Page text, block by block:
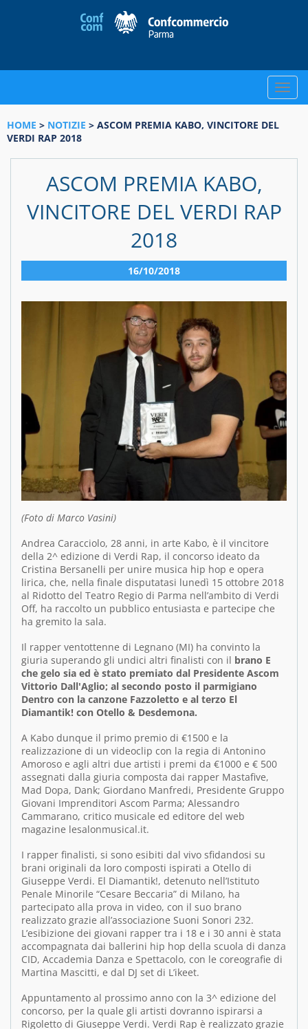
Toggle
HOME > NOTIZIE > ASCOM PREMIA KABO, VINCITORE DEL
VERDI RAP 2018
ASCOM PREMIA KABO,
VINCITORE DEL VERDI RAP
2018
16/10/2018
(Foto di Marco Vasini)
Andrea Caracciolo, 28 anni, in arte Kabo, è il vincitore
della 2^ edizione di Verdi Rap, il concorso ideato da
Cristina Bersanelli per unire musica hip hop e opera
lirica, che, nella finale disputatasi lunedì 15 ottobre 2018
al Ridotto del Teatro Regio di Parma nell’ambito di Verdi
Off, ha raccolto un pubblico entusiasta e partecipe che
ha gremito la sala.
Il rapper ventottenne di Legnano (MI) ha convinto la
giuria superando gli undici altri finalisti con il brano E
che gelo sia ed è stato premiato dal Presidente Ascom
Vittorio Dall'Aglio; al secondo posto il parmigiano
Dentro con la canzone Fazzoletto e al terzo El
Diamantik! con Otello & Desdemona.
A Kabo dunque il primo premio di €1500 e la
realizzazione di un videoclip con la regia di Antonino
Amoroso e agli altri due artisti i premi da €1000 e € 500
assegnati dalla giuria composta dai rapper Mastafive,
Mad Dopa, Dank; Giordano Manfredi, Presidente Gruppo
Giovani Imprenditori Ascom Parma; Alessandro
Cammarano, critico musicale ed editore del web
magazine lesalonmusical.it.
I rapper finalisti, si sono esibiti dal vivo sfidandosi su
brani originali da loro composti ispirati a Otello di
Giuseppe Verdi. El Diamantik!, detenuto nell’Istituto
Penale Minorile “Cesare Beccaria” di Milano, ha
partecipato alla prova in video, con il suo brano
realizzato grazie all’associazione Suoni Sonori 232.
L’esibizione dei giovani rapper tra i 18 e i 30 anni è stata
accompagnata dai ballerini hip hop della scuola di danza
CID, Accademia Danza e Spettacolo, con le coreografie di
Martina Mascitti, e dal DJ set di L’ikeet.
Appuntamento al prossimo anno con la 3^ edizione del
concorso, per la quale gli artisti dovranno ispirarsi a
Rigoletto di Giuseppe Verdi. Verdi Rap è realizzato grazie